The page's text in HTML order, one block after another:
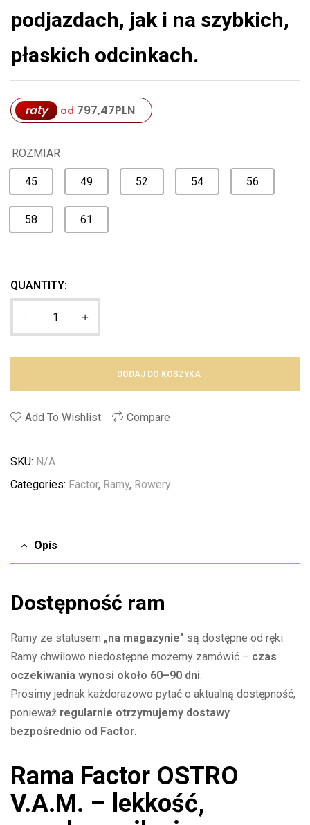
podjazdach, jak i na szybkich,
płaskich odcinkach.
raty od 797,47PLN
ROZMIAR
45 49 52 54 56
58 61
QUANTITY:
DODAJ DO KOSZYKA
Add To Wishlist Compare
SKU: N/A
Categories: Factor, Ramy, Rowery
Opis
Dostępność ram
Ramy ze statusem „na magazynie” są dostępne od ręki.
Ramy chwilowo niedostępne możemy zamówić – czas
oczekiwania wynosi około 60–90 dni.
Prosimy jednak każdorazowo pytać o aktualną dostępność,
ponieważ regularnie otrzymujemy dostawy
bezpośrednio od Factor.
Rama Factor OSTRO
V.A.M. – lekkość,